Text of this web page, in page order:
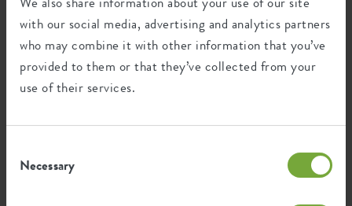
with our social media, advertising and analytics partners
who may combine it with other information that you’ve
provided to them or that they’ve collected from your
use of their services.
Selection
Necessary
Ce produit est composé de 100% de
déchets post-consommation et de 0% de
déchets post-industriels.
Certifications Guarantee